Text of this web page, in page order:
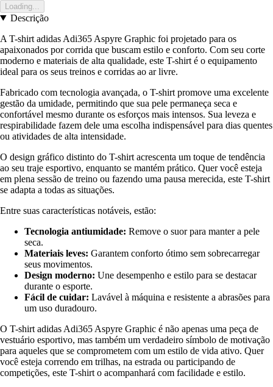
Loading...
Descrição
A T-shirt adidas Adi365 Aspyre Graphic foi projetado para os
apaixonados por corrida que buscam estilo e conforto. Com seu corte
moderno e materiais de alta qualidade, este T-shirt é o equipamento
ideal para os seus treinos e corridas ao ar livre.
Fabricado com tecnologia avançada, o T-shirt promove uma excelente
gestão da umidade, permitindo que sua pele permaneça seca e
confortável mesmo durante os esforços mais intensos. Sua leveza e
respirabilidade fazem dele uma escolha indispensável para dias quentes
ou atividades de alta intensidade.
O design gráfico distinto do T-shirt acrescenta um toque de tendência
ao seu traje esportivo, enquanto se mantém prático. Quer você esteja
em plena sessão de treino ou fazendo uma pausa merecida, este T-shirt
se adapta a todas as situações.
Entre suas características notáveis, estão:
Tecnologia antiumidade: Remove o suor para manter a pele
seca.
Materiais leves: Garantem conforto ótimo sem sobrecarregar
seus movimentos.
Design moderno: Une desempenho e estilo para se destacar
durante o esporte.
Fácil de cuidar: Lavável à máquina e resistente a abrasões para
um uso duradouro.
O T-shirt adidas Adi365 Aspyre Graphic é não apenas uma peça de
vestuário esportivo, mas também um verdadeiro símbolo de motivação
para aqueles que se comprometem com um estilo de vida ativo. Quer
você esteja correndo em trilhas, na estrada ou participando de
competições, este T-shirt o acompanhará com facilidade e estilo.